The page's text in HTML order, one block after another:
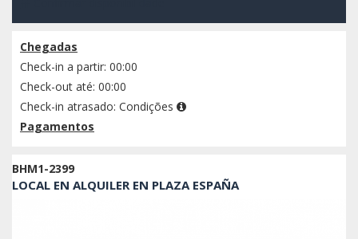
Chegadas
Check-in a partir: 00:00
Check-out até: 00:00
Check-in atrasado: Condições
Pagamentos
BHM1-2399
LOCAL EN ALQUILER EN PLAZA ESPAÑA